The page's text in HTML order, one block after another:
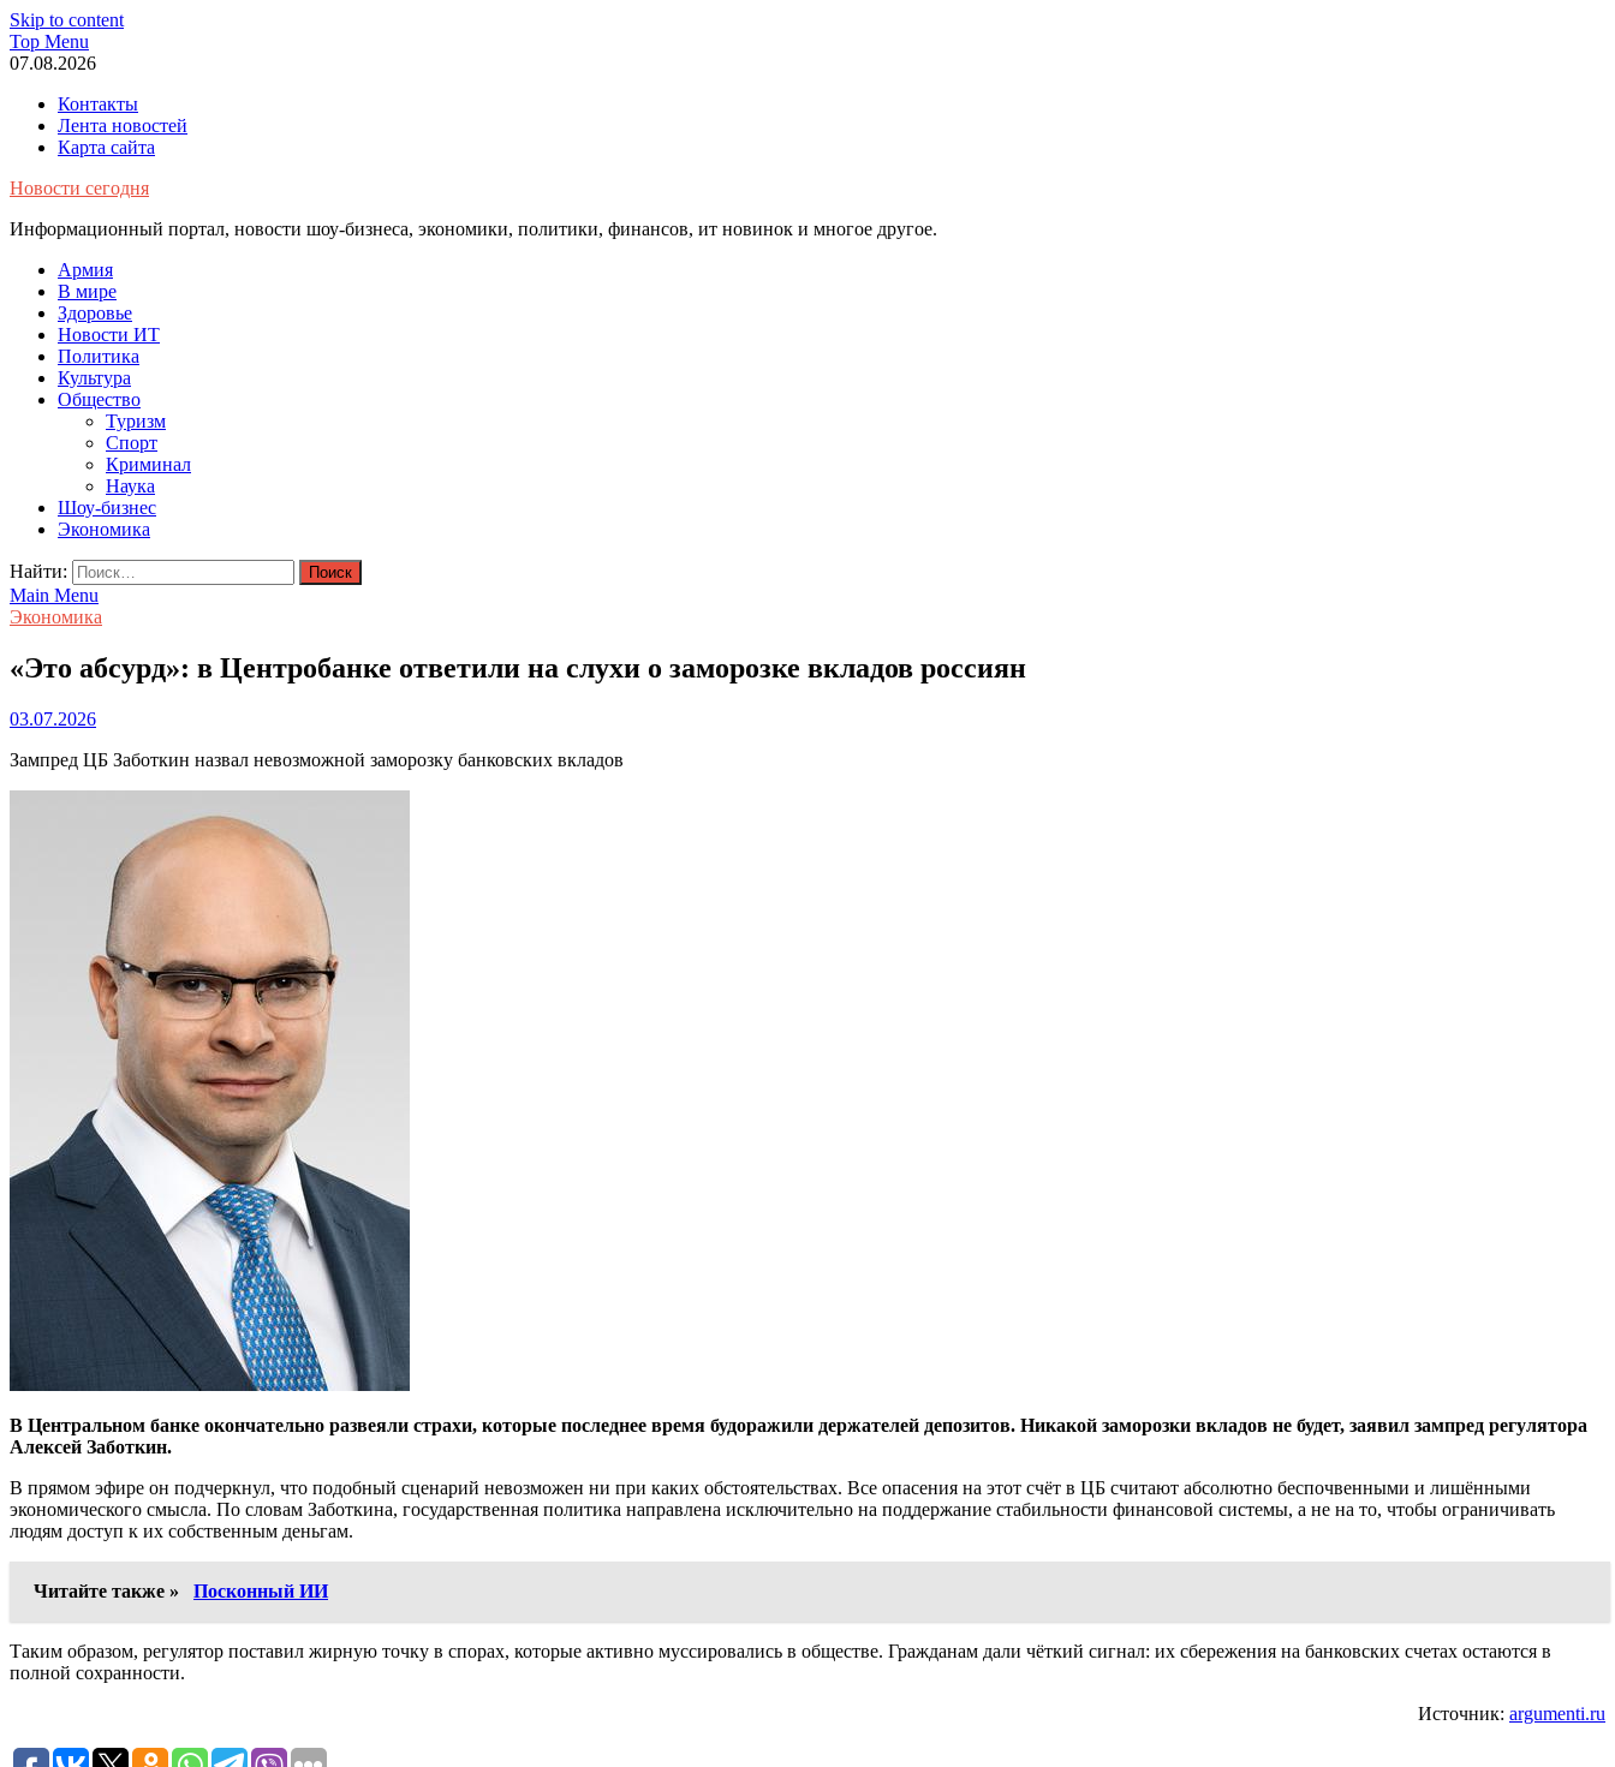
Skip to content
Top Menu
07.08.2026
Контакты
Лента новостей
Карта сайта
Новости сегодня
Информационный портал, новости шоу-бизнеса, экономики, политики, финансов, ит новинок и многое другое.
Армия
В мире
Здоровье
Новости ИТ
Политика
Культура
Общество
Туризм
Спорт
Криминал
Наука
Шоу-бизнес
Экономика
Найти:
Main Menu
Экономика
«Это абсурд»: в Центробанке ответили на слухи о заморозке вкладов россиян
03.07.2026
Зампред ЦБ Заботкин назвал невозможной заморозку банковских вкладов
В Центральном банке окончательно развеяли страхи, которые последнее время будоражили держателей депозитов. Никакой заморозки вкладов не будет, заявил зампред регулятора
Алексей Заботкин.
В прямом эфире он подчеркнул, что подобный сценарий невозможен ни при каких обстоятельствах. Все опасения на этот счёт в ЦБ считают абсолютно беспочвенными и лишёнными
экономического смысла. По словам Заботкина, государственная политика направлена исключительно на поддержание стабильности финансовой системы, а не на то, чтобы ограничивать
людям доступ к их собственным деньгам.
Читайте также » Посконный ИИ
Таким образом, регулятор поставил жирную точку в спорах, которые активно муссировались в обществе. Гражданам дали чёткий сигнал: их сбережения на банковских счетах остаются в
полной сохранности.
Источник: argumenti.ru